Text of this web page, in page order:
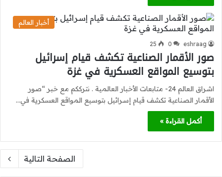
أخبار العالم
eshraag
0
25
صور الأقمار الصناعية تكشف قيام إسرائيل
بتوسيع المواقع العسكرية في غزة
اشراق العالم 24- متابعات الأخبار العالمية . نترككم مع خبر “صور
الأقمار الصناعية تكشف قيام إسرائيل بتوسيع المواقع العسكرية في…
أكمل القراءة »
الصفحة التالية